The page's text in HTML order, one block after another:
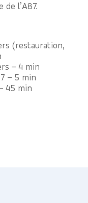
l’A87.
(restauration,
– 4 min
– 5 min
45 min